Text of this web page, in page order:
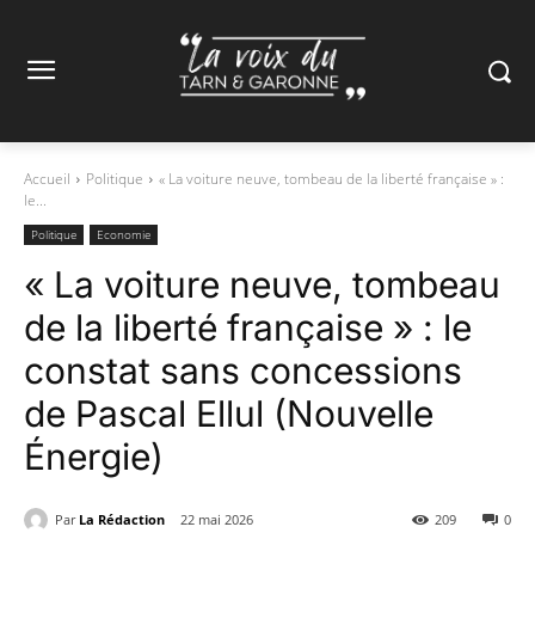
Accueil Politique
« La voiture neuve, tombeau de la liberté française » :
le...
Politique Economie
« La voiture neuve, tombeau
de la liberté française » : le
constat sans concessions
de Pascal Ellul (Nouvelle
Énergie)
Par La Rédaction 22 mai 2026 0
209